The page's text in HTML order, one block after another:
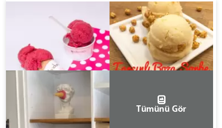
Tümünü Gör